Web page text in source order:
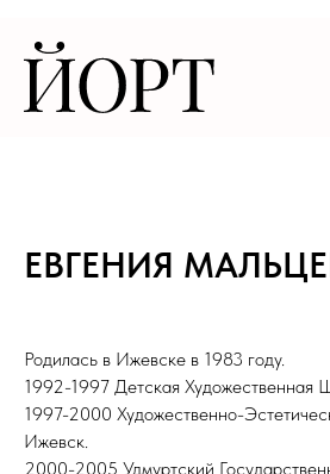
ЕВГЕНИЯ
Родилась в Ижевске в 1983 году.
1992-1997 Детская
1997-2000 Художественно-
Ижевск.
2000-2005 Удмуртский